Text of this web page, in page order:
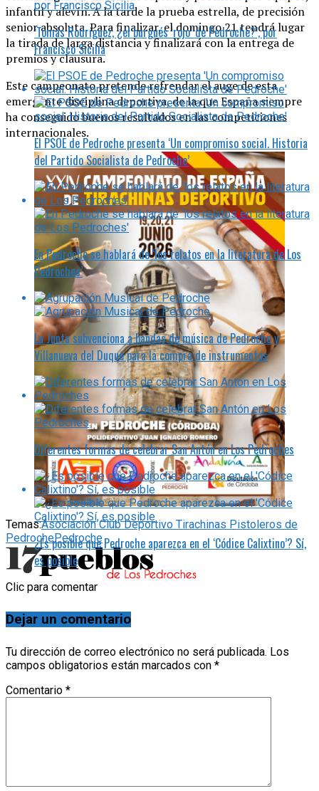
infantil y alevín. A la tarde la prueba estrella, de precisión
senior absoluta. Para finalizar, el domingo 21 tendrá lugar
la tirada de larga distancia y finalizará con la entrega de
premios y clausura.
Este campeonato pretende refrendar el auge de esta
emergente disciplina deportiva, de la que España siempre
ha conseguido buenos resultados en las competiciones
internacionales.
Temas:Asociación Club Deportivo Tirachinas Pistoleros de
PedrochePedroche
‘Tomás Rodríguez, ¿el burgués ‘rojo’ de Pedroche?’, por
Francisco Sicilia
El PSOE de Pedroche presenta ‘Un compromiso social. Historia
del Partido Socialista de Pedroche’
En Pedroche se hablará de ‘los relatos en la literatura de Los
Pedroches’
La Junta subvenciona a bandas de música de Pedroche y
Villanueva del Duque para la compra de instrumentos
Diferentes formas de celebrar San Antón en Los Pedroches
¿Es posible que Pedroche aparezca en el ‘Códice Calixtino’? Sí,
es posible
Clic para comentar
Dejar un comentario
Tu dirección de correo electrónico no será publicada. Los
campos obligatorios están marcados con *
Comentario *